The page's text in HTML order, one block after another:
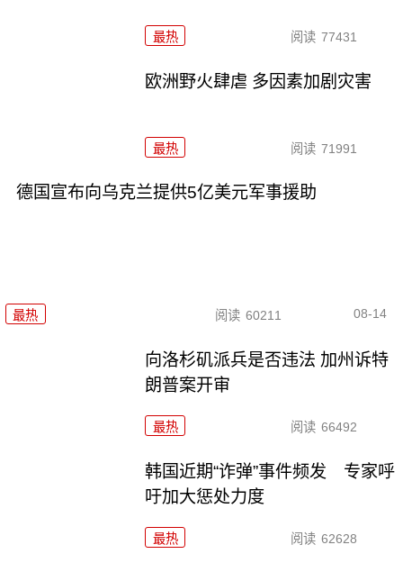
最热 阅读 77431
欧洲野火肆虐 多因素加剧灾害
最热 阅读 71991
德国宣布向乌克兰提供5亿美元军事援助
最热 阅读 60211 08-14
向洛杉矶派兵是否违法 加州诉特
朗普案开审
最热 阅读 66492
韩国近期“诈弹”事件频发 专家呼
吁加大惩处力度
最热 阅读 62628